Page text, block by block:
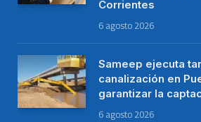
Corrientes
6 agosto 2026
Sameep ejecuta
canalización en
garantizar la
6 agosto 2026